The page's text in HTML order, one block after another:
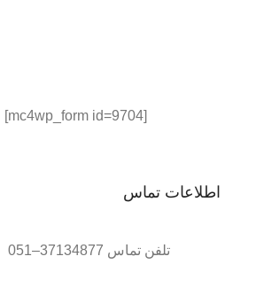
[mc4wp_form id=9704]
اطلاعات تماس
تلفن تماس 37134877–051